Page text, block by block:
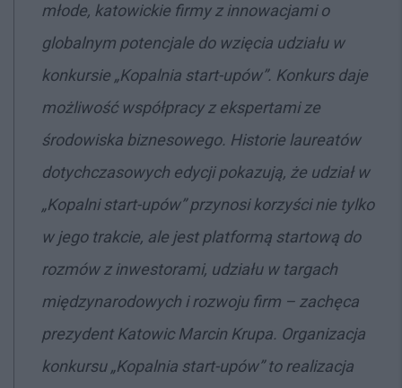
młode, katowickie firmy z innowacjami o
globalnym potencjale do wzięcia udziału w
konkursie „Kopalnia start-upów”. Konkurs daje
możliwość współpracy z ekspertami ze
środowiska biznesowego. Historie laureatów
dotychczasowych edycji pokazują, że udział w
„Kopalni start-upów” przynosi korzyści nie tylko
w jego trakcie, ale jest platformą startową do
rozmów z inwestorami, udziału w targach
międzynarodowych i rozwoju firm – zachęca
prezydent Katowic Marcin Krupa. Organizacja
konkursu „Kopalnia start-upów” to realizacja